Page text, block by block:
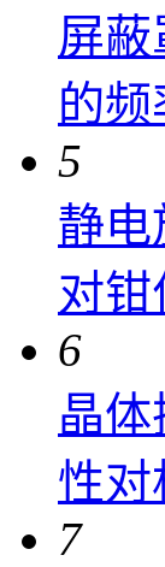
屏
的频
5
静电
对钳
6
晶
性对
7